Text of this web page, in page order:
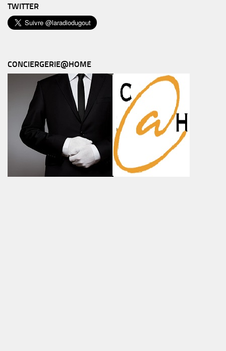
TWITTER
CONCIERGERIE@HOME